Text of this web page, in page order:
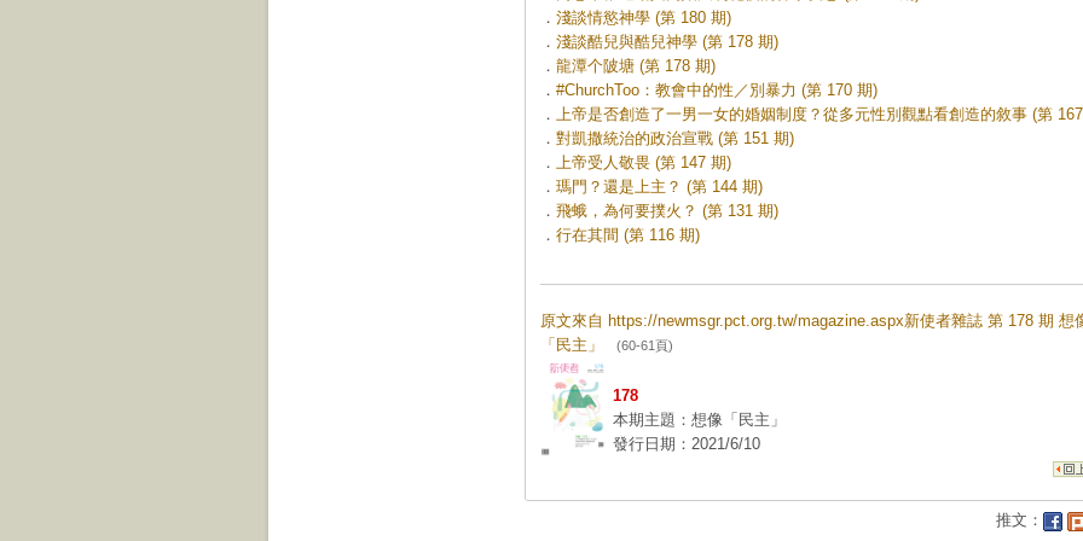
． 淺談情慾神學 (第 180 期)
． 淺談酷兒與酷兒神學 (第 178 期)
． 龍潭个陂塘 (第 178 期)
． #ChurchToo：教會中的性／別暴力 (第 170 期)
． 上帝是否創造了一男一女的婚姻制度？從多元性別觀點看創造的敘事 (第
． 對凱撒統治的政治宣戰 (第 151 期)
． 上帝受人敬畏 (第 147 期)
． 瑪門？還是上主？ (第 144 期)
． 飛蛾，為何要撲火？ (第 131 期)
． 行在其間 (第 116 期)
原文來自 https://newmsgr.pct.org.tw/magazine.aspx新使者雜誌 第 178 期 想
「民主」
(60-61頁)
178
本期主題：想像「民主」
發行日期：2021/6/10
推文：